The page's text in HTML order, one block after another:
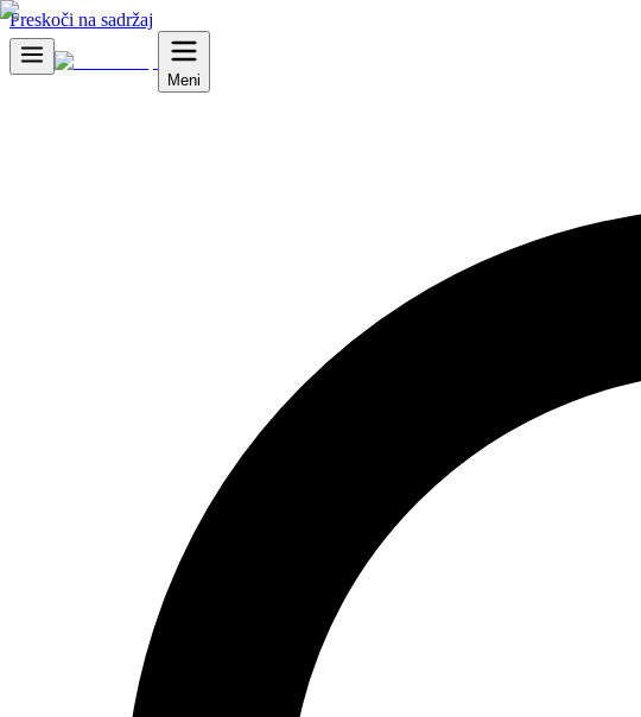
Preskoči na sadržaj
Meni